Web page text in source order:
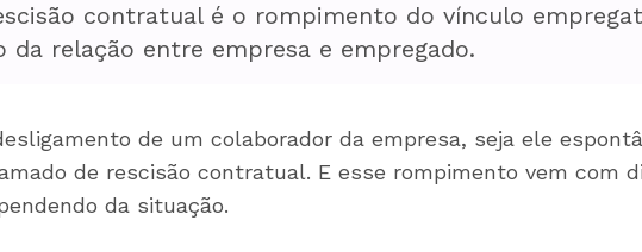
contratual é o rompimento do vínculo
da relação entre empresa e empregado.
de um colaborador da empresa, seja ele
de rescisão contratual. E esse rompimento vem com
da situação.